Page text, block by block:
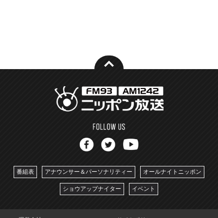
番組表 アナウンサー＆パーソナリティー オールナイトニッポン
ショウアップナイター イベント